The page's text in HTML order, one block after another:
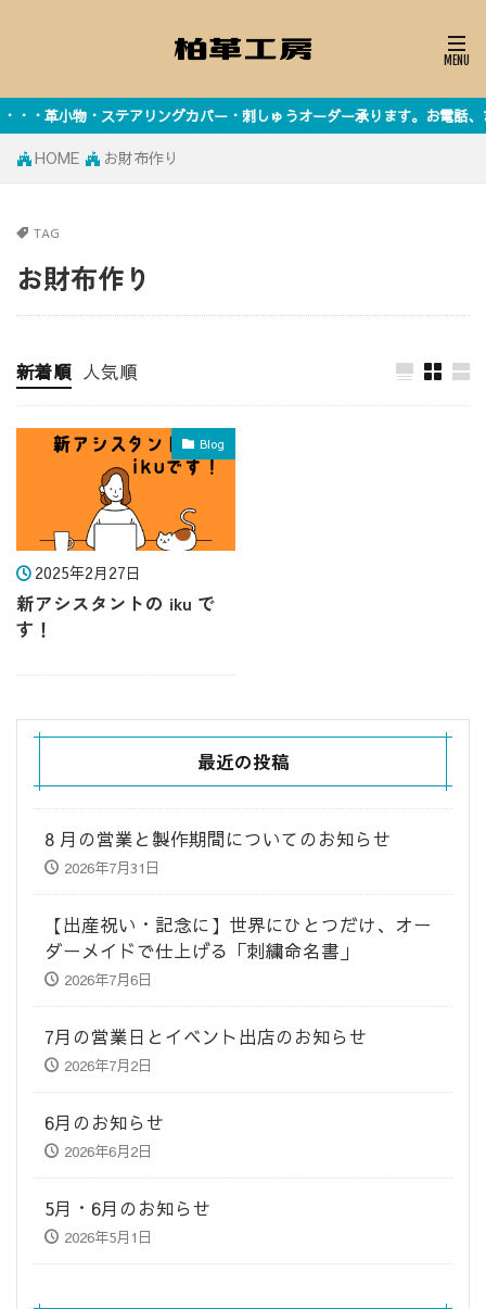
・ステアリングカバー・刺しゅうオーダー承ります。お電話、または
HOME お財布作り
TAG
お財布作り
新着順 人気順
Blog
2025年2月27日
新アシスタントの iku で
す！
最近の投稿
8 月の営業と製作期間についてのお知らせ
2026年7月31日
​【出産祝い・記念に】世界にひとつだけ、オー
ダーメイドで仕上げる「刺繍命名書」
2026年7月6日
7月の営業日とイベント出店のお知らせ
2026年7月2日
6月のお知らせ
2026年6月2日
5月・6月のお知らせ
2026年5月1日